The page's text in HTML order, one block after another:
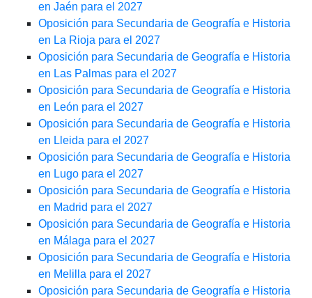
en Jaén para el 2027
Oposición para Secundaria de Geografía e Historia
en La Rioja para el 2027
Oposición para Secundaria de Geografía e Historia
en Las Palmas para el 2027
Oposición para Secundaria de Geografía e Historia
en León para el 2027
Oposición para Secundaria de Geografía e Historia
en Lleida para el 2027
Oposición para Secundaria de Geografía e Historia
en Lugo para el 2027
Oposición para Secundaria de Geografía e Historia
en Madrid para el 2027
Oposición para Secundaria de Geografía e Historia
en Málaga para el 2027
Oposición para Secundaria de Geografía e Historia
en Melilla para el 2027
Oposición para Secundaria de Geografía e Historia